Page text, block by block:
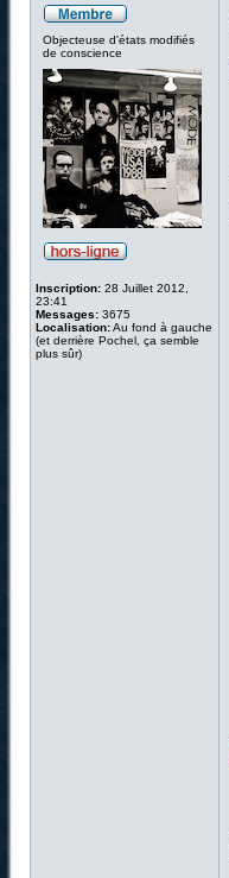
Objecteuse d'états modifiés
de conscience
Inscription: 28 Juillet 2012,
23:41
Messages: 3675
Localisation:Au fond à gauche
(et derrière Pochel, ça semble
plus sûr)